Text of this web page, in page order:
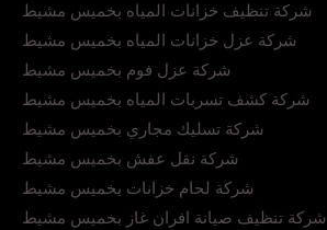
شركة تنظيف خزانات المياه بخميس مشيط
شركة عزل خزانات المياه بخميس مشيط
شركة عزل فوم بخميس مشيط
شركة كشف تسربات المياه بخميس مشيط
شركة تسليك مجاري بخميس مشيط
شركة نقل عفش بخميس مشيط
شركة لحام خزانات بخميس مشيط
شركة تنظيف صيانة افران غاز بخميس مشيط